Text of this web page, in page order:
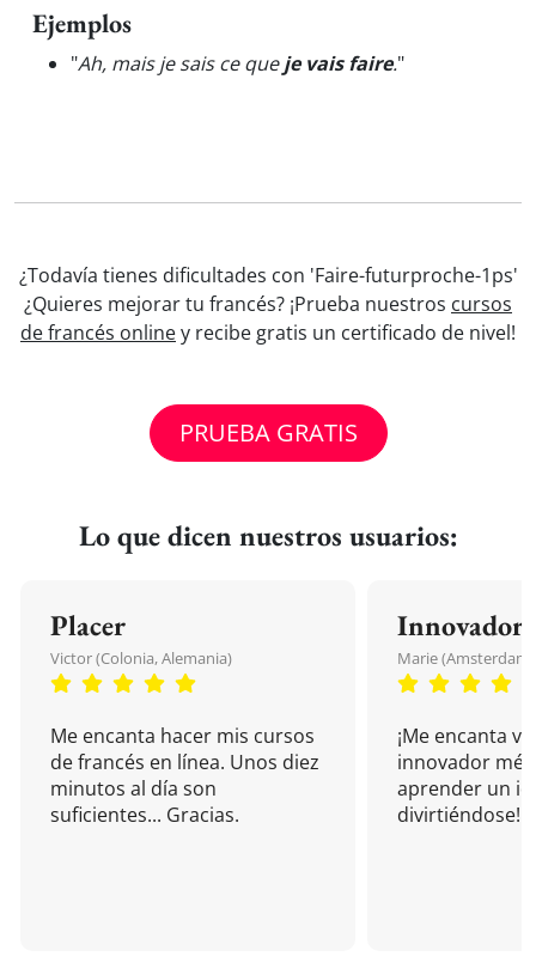
Ejemplos
"Ah, mais je sais ce queje vais faire."
¿Todavía tienes dificultades con 'Faire-futurproche-1ps'
¿Quieres mejorar tu francés? ¡Prueba nuestros cursos
de francés onliney recibe gratis un certificado de nivel!
PRUEBA GRATIS
Lo que dicen nuestros usuarios:
Placer
Victor (Colonia, Alemania)
Me encanta hacer mis cursos
de francés en línea. Unos diez
minutos al día son
suficientes... Gracias.
Innovador
Marie (Amsterdam,
¡Me encanta
innovador
aprender un
divirtiéndose!